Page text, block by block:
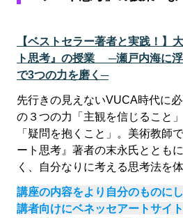
【ベストセラー著者と実践！】
ト思考』の授業 ─瀬戸内海に
で3つの力を磨く─
先行きの見えないVUCA時代に
の３つの力「主観を信じること
「疑問を抱くこと」。美術教師
ート思考』著者の末永氏ととも
く、自分なりに考える思考法を
講座の内容をより自分のものに
講者向けにベネッセアートサイ